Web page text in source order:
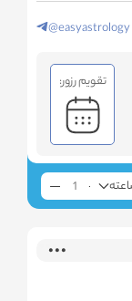
@easyastrology
تقویم رزور: